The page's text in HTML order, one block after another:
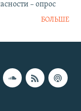
– опрос
БОЛЬШЕ